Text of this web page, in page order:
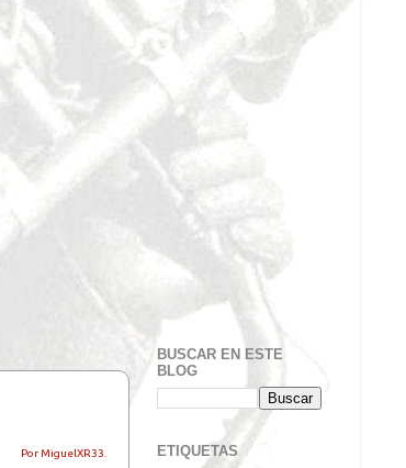
Por MiguelXR33.
BUSCAR EN ESTE
BLOG
ETIQUETAS